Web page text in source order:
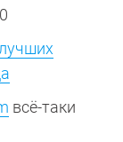
всё-таки